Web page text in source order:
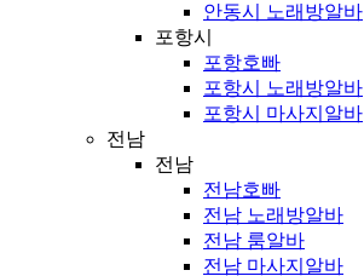
안동시 노래방알바
포항시
포항호빠
포항시 노래방알바
포항시 마사지알바
전남
전남
전남호빠
전남 노래방알바
전남 룸알바
전남 마사지알바